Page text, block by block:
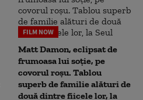
FILM NOW
Matt Damon, eclipsat de
frumoasa lui soție, pe
covorul roșu. Tablou
superb de familie alături de
două dintre fiicele lor, la